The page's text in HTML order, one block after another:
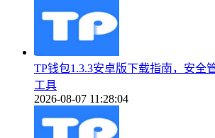
TP钱包1.3.3安卓版下载指南，安全
工具
2026-08-07 11:28:04